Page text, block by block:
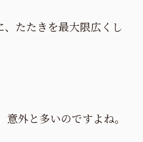
たたきを最大限広くし
意外と多いのですよね。